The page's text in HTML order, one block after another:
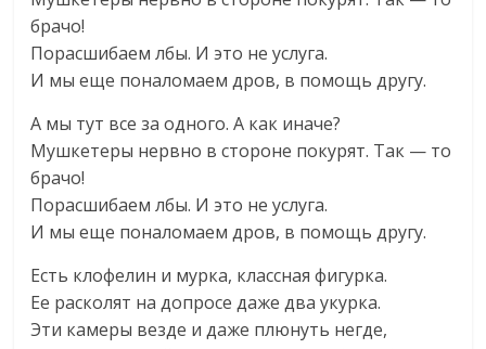
брачо!
Порасшибаем лбы. И это не услуга.
И мы еще поналомаем дров, в помощь другу.
А мы тут все за одного. А как иначе?
Мушкетеры нервно в стороне покурят. Так — то
брачо!
Порасшибаем лбы. И это не услуга.
И мы еще поналомаем дров, в помощь другу.
Есть клофелин и мурка, классная фигурка.
Ее расколят на допросе даже два укурка.
Эти камеры везде и даже плюнуть негде,